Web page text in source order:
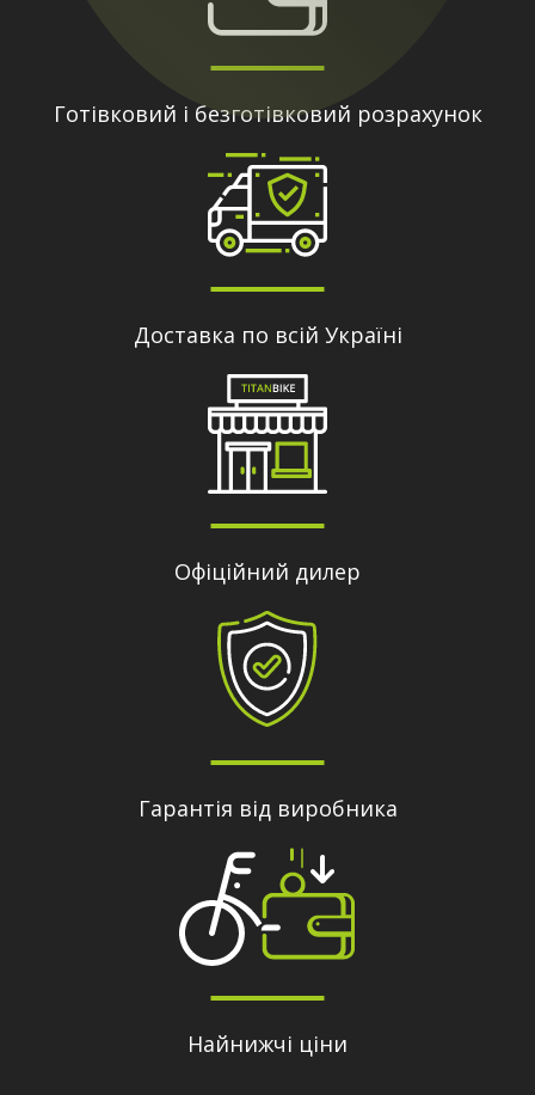
Готівковий і безготівковий розрахунок
Доставка по всій Україні
Офіційний дилер
Гарантія від виробника
Найнижчі ціни